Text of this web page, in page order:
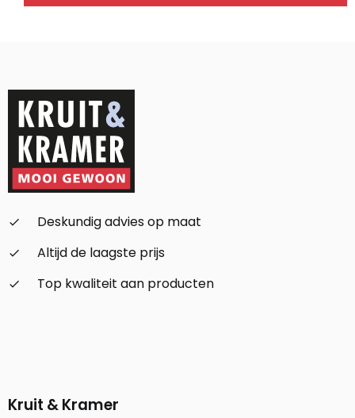
check_small
Deskundig advies op maat
check_small
Altijd de laagste prijs
check_small
Top kwaliteit aan producten
Kruit & Kramer